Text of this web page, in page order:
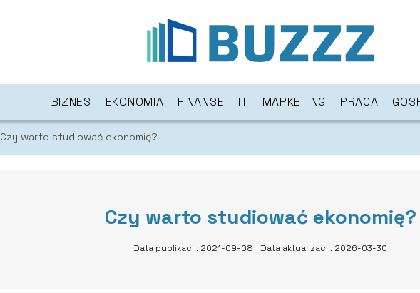
BIZNES EKONOMIA FINANSE IT MARKETING PRACA
Czy warto studiować ekonomię?
Czy warto studiować ekonomię?
Data publikacji: 2021-09-08 Data aktualizacji: 2026-03-30